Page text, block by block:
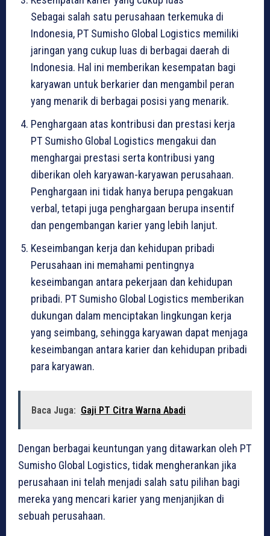
Sebagai salah satu perusahaan terkemuka di
Indonesia, PT Sumisho Global Logistics memiliki
jaringan yang cukup luas di berbagai daerah di
Indonesia. Hal ini memberikan kesempatan bagi
karyawan untuk berkarier dan mengambil peran
yang menarik di berbagai posisi yang menarik.
Penghargaan atas kontribusi dan prestasi kerja
PT Sumisho Global Logistics mengakui dan
menghargai prestasi serta kontribusi yang
diberikan oleh karyawan-karyawan perusahaan.
Penghargaan ini tidak hanya berupa pengakuan
verbal, tetapi juga penghargaan berupa insentif
dan pengembangan karier yang lebih lanjut.
Keseimbangan kerja dan kehidupan pribadi
Perusahaan ini memahami pentingnya
keseimbangan antara pekerjaan dan kehidupan
pribadi. PT Sumisho Global Logistics memberikan
dukungan dalam menciptakan lingkungan kerja
yang seimbang, sehingga karyawan dapat menjaga
keseimbangan antara karier dan kehidupan pribadi
para karyawan.
Baca Juga: Gaji PT Citra Warna Abadi
Dengan berbagai keuntungan yang ditawarkan oleh PT
Sumisho Global Logistics, tidak mengherankan jika
perusahaan ini telah menjadi salah satu pilihan bagi
mereka yang mencari karier yang menjanjikan di
sebuah perusahaan.